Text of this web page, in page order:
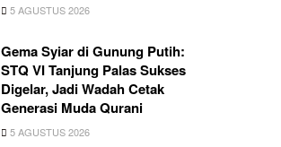
5 AGUSTUS 2026
Gema Syiar di Gunung Putih:
STQ VI Tanjung Palas Sukses
Digelar, Jadi Wadah Cetak
Generasi Muda Qurani
5 AGUSTUS 2026